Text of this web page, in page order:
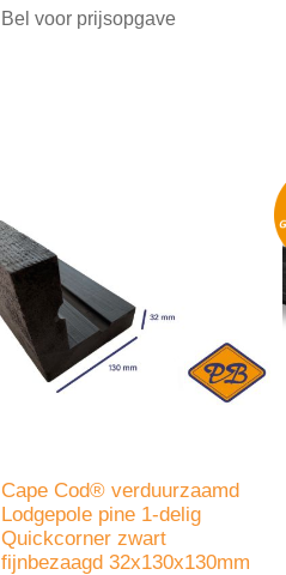
Bel voor prijsopgave
Cape Cod® verduurzaamd
Lodgepole pine 1-delig
Quickcorner zwart
fijnbezaagd 32x130x130mm